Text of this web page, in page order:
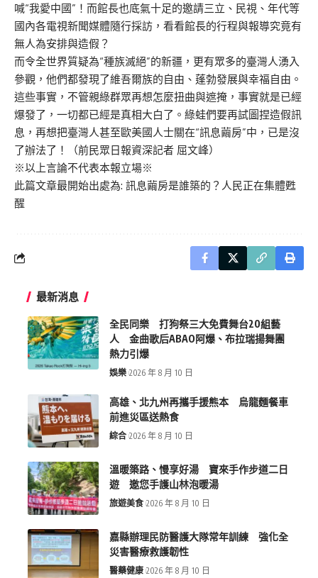
喊“我愛中國”！而館長也底氣十足的邀請三立、民視、年代等
國內各電視新聞媒體隨行採訪，看看館長的行程與報導究竟有
無人為安排與造假？
而令全世界質疑為“種族滅絕”的新疆，更有眾多的臺灣人湧入
參觀，他們都發現了維吾爾族的自由、蓬勃發展與幸福自由。
這些事實，不管親綠群眾再想怎麼扭曲與遮掩，事實就是已經
爆發了，一切都已經是真相大白了。綠蛙們要再試圖捏造假訊
息，再想把臺灣人甚至歐美國人士關在“訊息繭房”中，已是沒
了辦法了！（前民眾日報資深記者 屈文峰）
※以上言論不代表本報立場※
此篇文章最開始出處為: 訊息繭房是誰築的？人民正在集體甦
醒
最新消息
全民同樂 打狗祭三大免費舞台20組藝
人 金曲歌后ABAO阿爆、布拉瑞揚舞團
熱力引爆
娛樂 2026 年 8 月 10 日
高雄、北九州再攜手援熊本 烏龍麵餐車
前進災區送熱食
綜合 2026 年 8 月 10 日
溫暖築路、慢享好湯 寶來手作步道二日
遊 邀您手護山林泡暖湯
旅遊美食 2026 年 8 月 10 日
嘉縣辦理民防醫護大隊常年訓練 強化全
災害醫療救護韌性
醫藥健康 2026 年 8 月 10 日